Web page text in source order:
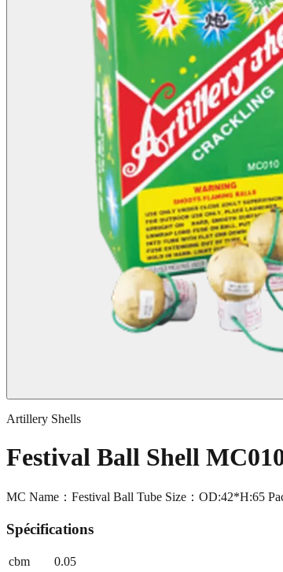
Artillery Shells
Festival Ball Shell
MC Name：Festival Ball Tube Size：OD:42*H:65
Spécifications
cbm
0.05